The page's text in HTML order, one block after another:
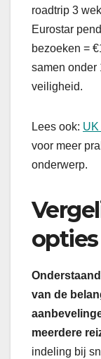
roadtrip 3
Eurostar
bezoeken =
samen onder
veiligheid.
Lees ook:
voor meer
onderwerp.
van de
meerdere
indeling bij